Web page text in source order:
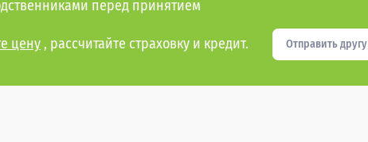
перед принятием
цену , рассчитайте страховку и кредит. Отправить другу